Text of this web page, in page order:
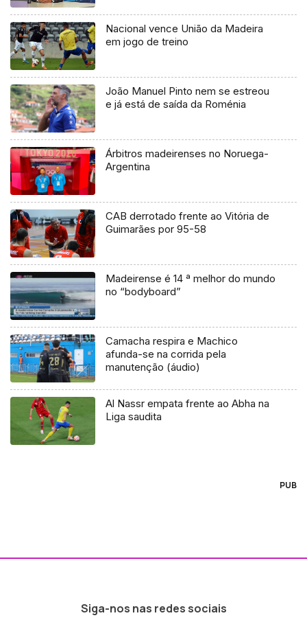
Nacional vence União da Madeira
em jogo de treino
João Manuel Pinto nem se estreou
e já está de saída da Roménia
Árbitros madeirenses no Noruega-
Argentina
CAB derrotado frente ao Vitória de
Guimarães por 95-58
Madeirense é 14 ª melhor do mundo
no “bodyboard”
Camacha respira e Machico
afunda-se na corrida pela
manutenção (áudio)
Al Nassr empata frente ao Abha na
Liga saudita
PUB
Siga-nos nas redes sociais